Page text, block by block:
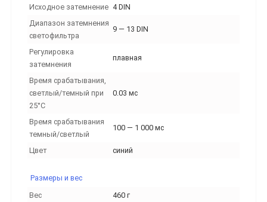
Исходное затемнение 4 DIN
Диапазон затемнения
светофильтра
9 — 13 DIN
Регулировка
затемнения
плавная
Время срабатывания,
светлый/темный при
25°C
0.03 мс
Время срабатывания
темный/светлый
100 — 1 000 мс
Цвет синий
Размеры и вес
Вес
460 г